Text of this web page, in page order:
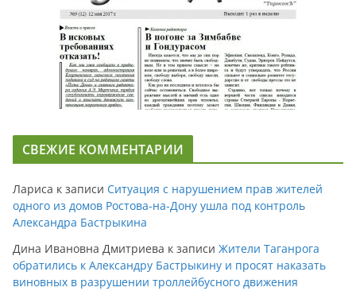
СВЕЖИЕ КОММЕНТАРИИ
Лариса к записи Ситуация с нарушением прав жителей
одного из домов Ростова-на-Дону ушла под контроль
Александра Бастрыкина
Дина Ивановна Дмитриева к записи Жители Таганрога
обратились к Александру Бастрыкину и просят наказать
виновных в разрушении троллейбусного движения